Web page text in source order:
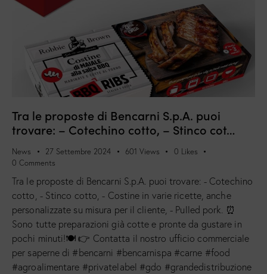
Tra le proposte di Bencarni S.p.A. puoi
trovare: – Cotechino cotto, – Stinco cot…
News 27 Settembre 2024 601 Views 0 Likes
0 Comments
Tra le proposte di Bencarni S.p.A. puoi trovare: - Cotechino
cotto, - Stinco cotto, - Costine in varie ricette, anche
personalizzate su misura per il cliente, - Pulled pork. ⏰
Sono tutte preparazioni già cotte e pronte da gustare in
pochi minuti!🍽 👉 Contatta il nostro ufficio commerciale
per saperne di #bencarni #bencarnispa #carne #food
#agroalimentare #privatelabel #gdo #grandedistribuzione